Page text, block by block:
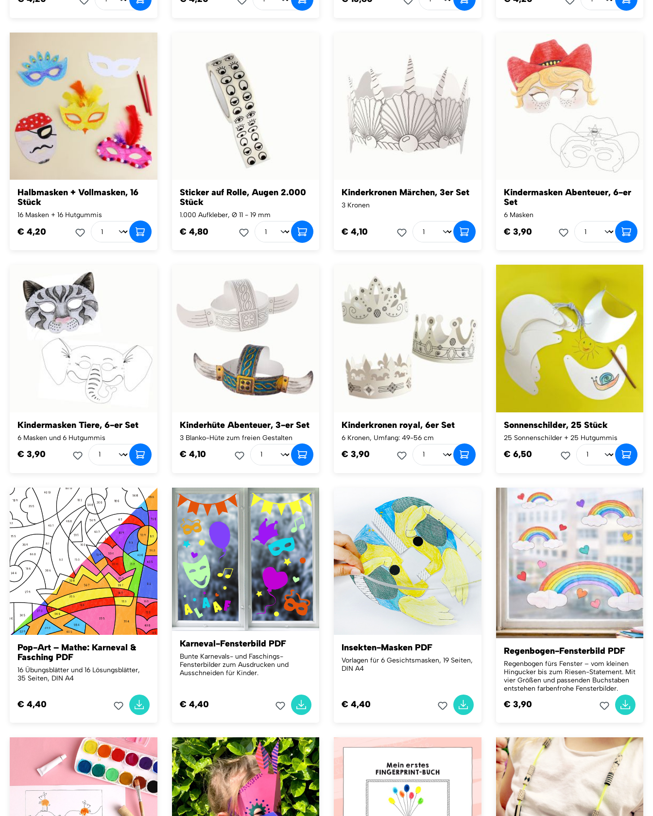
Halbmasken + Vollmasken, 16
Stück
16 Masken + 16 Hutgummis
€ 4,20
Sticker auf Rolle, Augen 2.000
Stück
1.000 Aufkleber, Ø 11 - 19 mm
€ 4,80
Kinderkronen Märchen, 3er Set
3 Kronen
€ 4,10
Kindermasken Abenteuer, 6-er
Set
6 Masken
€ 3,90
Kindermasken Tiere, 6-er Set
6 Masken und 6 Hutgummis
€ 3,90
Kinderhüte Abenteuer, 3-er Set
3 Blanko-Hüte zum freien Gestalten
€ 4,10
Kinderkronen royal, 6er Set
6 Kronen, Umfang: 49-56 cm
€ 3,90
Sonnenschilder, 25 Stück
25 Sonnenschilder + 25 Hutgummis
€ 6,50
Pop-Art – Mathe: Karneval &
Fasching PDF
16 Übungsblätter und 16 Lösungsblätter,
35 Seiten, DIN A4
€ 4,40
Karneval-Fensterbild PDF
Bunte Karnevals- und Faschings-
Fensterbilder zum Ausdrucken und
Ausschneiden für Kinder.
€ 4,40
Insekten-Masken PDF
Vorlagen für 6 Gesichtsmasken, 19 Seiten,
DIN A4
€ 4,40
Regenbogen-Fensterbild PDF
Regenbogen fürs Fenster – vom kleinen
Hingucker bis zum Riesen-Statement. Mit
vier Größen und passenden Buchstaben
entstehen farbenfrohe Fensterbilder.
€ 3,90